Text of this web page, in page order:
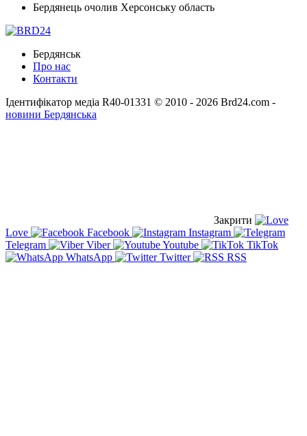
Бердянець очолив Херсонську область
Бердянськ
Про нас
Контакти
Ідентифікатор медіа R40-01331 © 2010 - 2026 Brd24.com -
новини Бердянська
Закрити
Love
Facebook
Instagram
Telegram
Viber Youtube
TikTok
WhatsApp
Twitter RSS